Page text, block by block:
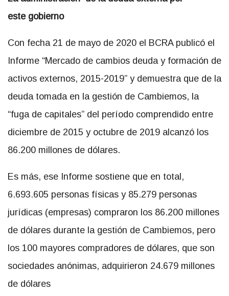
estegobierno
Con fecha 21 de mayo de 2020 el BCRA publicó el
Informe “Mercado de cambios deuda y formación de
activos externos, 2015-2019” y demuestra que de la
deuda tomada en la gestión de Cambiemos, la
“fuga de capitales” del período comprendido entre
diciembre de 2015 y octubre de 2019 alcanzó los
86.200 millones de dólares.
Es más, ese Informe sostiene que en total,
6.693.605 personas físicas y 85.279 personas
jurídicas (empresas) compraron los 86.200 millones
de dólares durante la gestión de Cambiemos, pero
los 100 mayores compradores de dólares, que son
sociedades anónimas, adquirieron 24.679 millones
de dólares